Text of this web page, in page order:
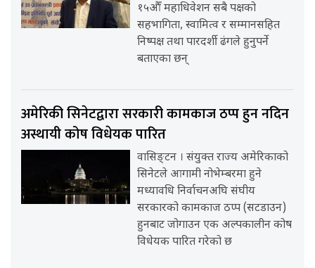
१५औँ महाधिवेशन सबै पक्षको
सहभागिता, स्वामित्व र सम्मानसहित
निष्पक्ष तथा पारदर्शी ढंगले हुनुपर्ने
बताएका छन्
अमेरिकी सिनेटद्वारा सरकारी कामकाज ठप्प हुन नदिन
अस्थायी कोष विधेयक पारित
वासिङ्टन । संयुक्त राज्य अमेरिकाको
सिनेटले आगामी नोभेम्बरमा हुने
मध्यावधि निर्वाचनअघि संघीय
सरकारको कामकाज ठप्प (सटडाउन)
हुनबाट जोगाउन एक अल्पकालीन कोष
विधेयक पारित गरेको छ